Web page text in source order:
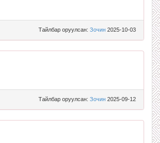
Тайлбар оруулсан: Зочин 2025-10-03
Тайлбар оруулсан: Зочин 2025-09-12